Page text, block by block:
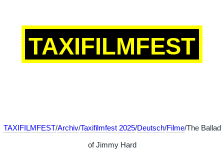
TAXIFILMFEST
TAXIFILMFEST/Archiv/Taxifilmfest 2025/Deutsch/Filme/The Ballad
of Jimmy Hard